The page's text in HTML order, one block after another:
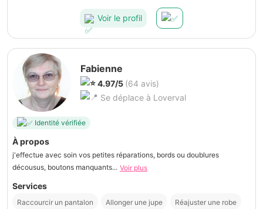
Voir le profil
Fabienne
4.97/5 (64 avis)
Se déplace à Loverval
Identité vérifiée
À propos
j'effectue avec soin vos petites réparations, bords ou doublures
décousus, boutons manquants... Voir plus
Services
Raccourcir un pantalon Allonger une jupe Réajuster une robe